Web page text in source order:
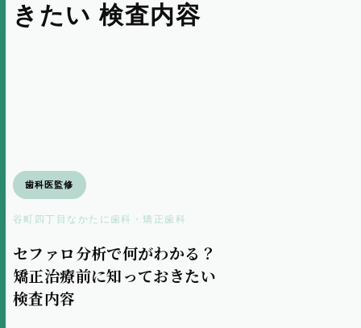
きたい 検査内容
歯科医監修
谷町四丁目なかたに歯科・矯正歯科
セファロ分析で何がわかる？
矯正治療前に知っておきたい
検査内容